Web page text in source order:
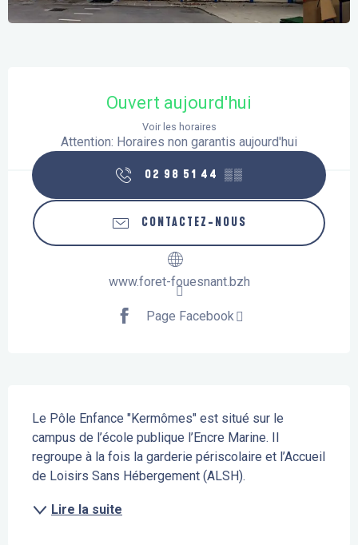
Ouvert aujourd'hui
Voir les horaires
Attention: Horaires non garantis aujourd'hui
02 98 51 44 ▒▒
CONTACTEZ-NOUS
www.foret-fouesnant.bzh
Page Facebook
Le Pôle Enfance "Kermômes" est situé sur le
campus de l’école publique l’Encre Marine. Il
regroupe à la fois la garderie périscolaire et l’Accueil
de Loisirs Sans Hébergement (ALSH).
Lire la suite